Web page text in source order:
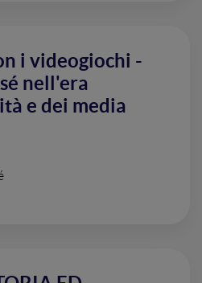
i videogiochi -
nell'era
e dei media